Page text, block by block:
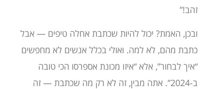
זהב!”
ובכן, האמת? יכול להיות שכתבת אחלה טיפים — אבל
כתבת מהם, לא למה. ואולי בכלל אנשים לא מחפשים
“איך לבחור”, אלא “איזו מכונת אספרסו הכי טובה
ב-2024”. אתה מבין, זה לא רק מה שכתבת — זה